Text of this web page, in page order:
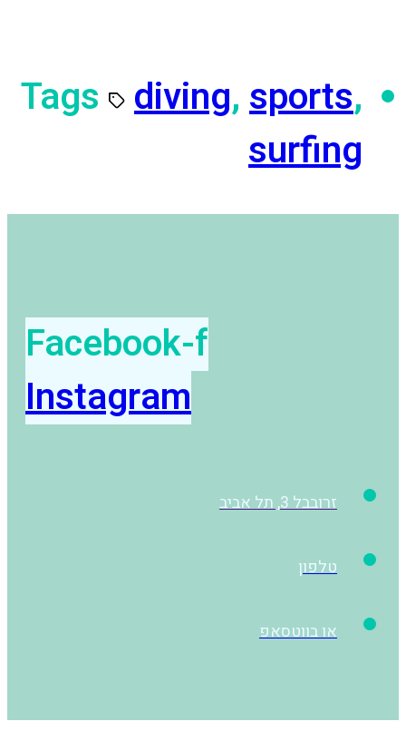
Tags diving,sports,
surfing
Facebook-f
Instagram
זרובבל 3, תל אביב
טלפון
או בווטסאפ